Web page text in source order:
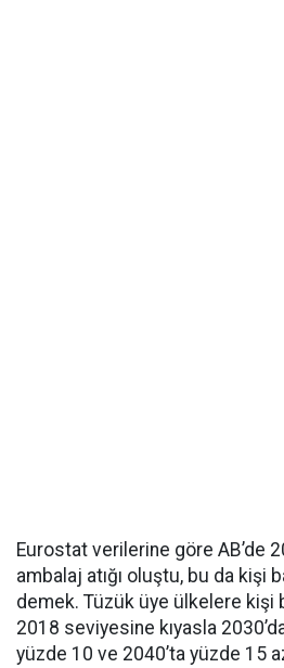
Eurostat verilerine göre AB’de
ambalaj atığı oluştu, bu da kişi
demek. Tüzük üye ülkelere kişi
2018 seviyesine kıyasla
yüzde 10 ve 2040’ta yüzde 15